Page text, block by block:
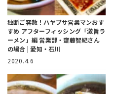
独断ご容赦！ハヤブサ営業マンおす
すめ アフターフィッシング「激旨ラ
ーメン」編 営業部・齋藤智紀さん
の場合 | 愛知・石川
2020.4.6